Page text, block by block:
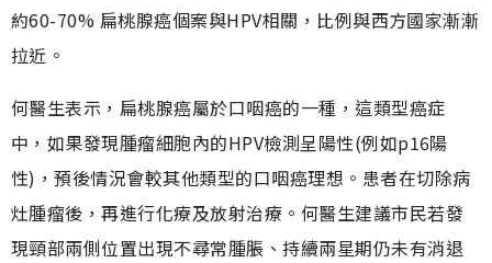
約60-70% 扁桃腺癌個案與HPV相關，比例與西方國家漸漸
拉近。
何醫生表示，扁桃腺癌屬於口咽癌的一種，這類型癌症
中，如果發現腫瘤細胞內的HPV檢測呈陽性(例如p16陽
性)，預後情況會較其他類型的口咽癌理想。患者在切除病
灶腫瘤後，再進行化療及放射治療。何醫生建議市民若發
現頸部兩側位置出現不尋常腫脹、持續兩星期仍未有消退